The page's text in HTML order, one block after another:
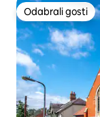
Odabrali gosti
Odabrali gosti